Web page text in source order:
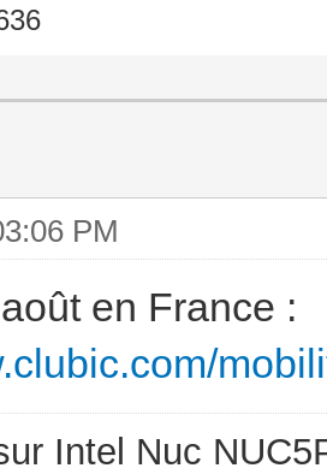
PM
en France :
Intel Nuc